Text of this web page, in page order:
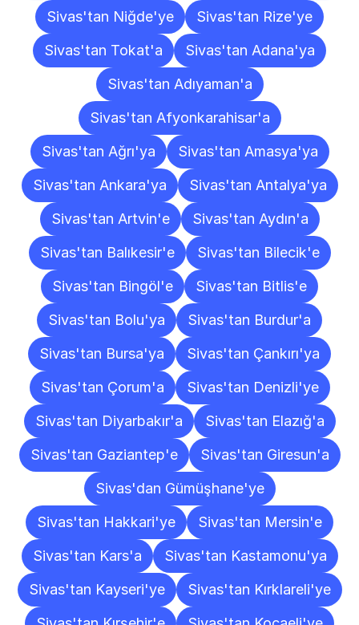
Sivas'tan Niğde'ye
Sivas'tan Rize'ye
Sivas'tan Tokat'a
Sivas'tan Adana'ya
Sivas'tan Adıyaman'a
Sivas'tan Afyonkarahisar'a
Sivas'tan Ağrı'ya
Sivas'tan Amasya'ya
Sivas'tan Ankara'ya
Sivas'tan Antalya'ya
Sivas'tan Artvin'e
Sivas'tan Aydın'a
Sivas'tan Balıkesir'e
Sivas'tan Bilecik'e
Sivas'tan Bingöl'e
Sivas'tan Bitlis'e
Sivas'tan Bolu'ya
Sivas'tan Burdur'a
Sivas'tan Bursa'ya
Sivas'tan Çankırı'ya
Sivas'tan Çorum'a
Sivas'tan Denizli'ye
Sivas'tan Diyarbakır'a
Sivas'tan Elazığ'a
Sivas'tan Gaziantep'e
Sivas'tan Giresun'a
Sivas'dan Gümüşhane'ye
Sivas'tan Hakkari'ye
Sivas'tan Mersin'e
Sivas'tan Kars'a
Sivas'tan Kastamonu'ya
Sivas'tan Kayseri'ye
Sivas'tan Kırklareli'ye